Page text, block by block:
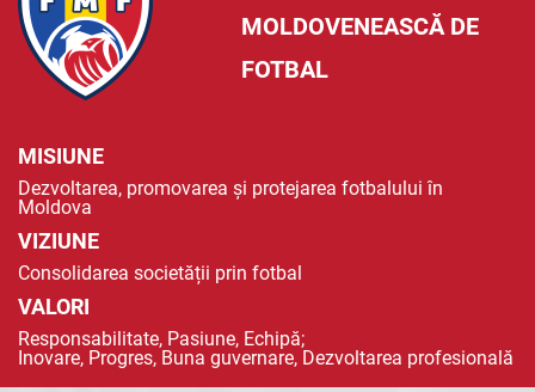
MOLDOVENEASCĂ DE
FOTBAL
MISIUNE
Dezvoltarea, promovarea și protejarea fotbalului în
Moldova
VIZIUNE
Consolidarea societății prin fotbal
VALORI
Responsabilitate, Pasiune, Echipă;
Inovare, Progres, Buna guvernare, Dezvoltarea profesională